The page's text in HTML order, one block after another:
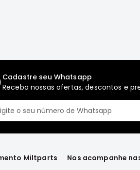
Cadastre seu Whatsapp
Receba nossas ofertas, descontos e
Miltparts
Nos acompanhe